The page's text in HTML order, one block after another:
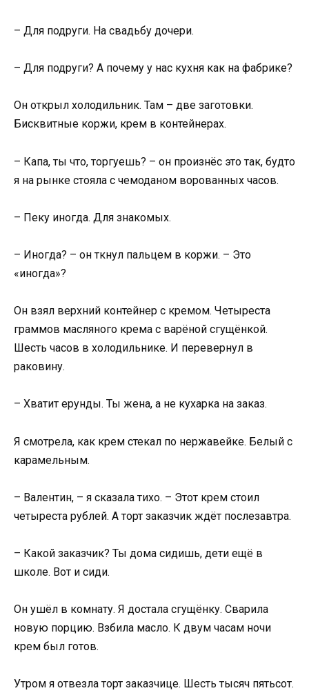
– Для подруги. На свадьбу дочери.
– Для подруги? А почему у нас кухня как на фабрике?
Он открыл холодильник. Там – две заготовки.
Бисквитные коржи, крем в контейнерах.
– Капа, ты что, торгуешь? – он произнёс это так, будто
я на рынке стояла с чемоданом ворованных часов.
– Пеку иногда. Для знакомых.
– Иногда? – он ткнул пальцем в коржи. – Это
«иногда»?
Он взял верхний контейнер с кремом. Четыреста
граммов масляного крема с варёной сгущёнкой.
Шесть часов в холодильнике. И перевернул в
раковину.
– Хватит ерунды. Ты жена, а не кухарка на заказ.
Я смотрела, как крем стекал по нержавейке. Белый с
карамельным.
– Валентин, – я сказала тихо. – Этот крем стоил
четыреста рублей. А торт заказчик ждёт послезавтра.
– Какой заказчик? Ты дома сидишь, дети ещё в
школе. Вот и сиди.
Он ушёл в комнату. Я достала сгущёнку. Сварила
новую порцию. Взбила масло. К двум часам ночи
крем был готов.
Утром я отвезла торт заказчице. Шесть тысяч пятьсот.